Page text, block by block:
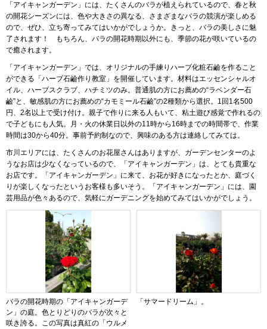
「アイキャンガーデン」には、たくさんのバラが植えられているので、春と秋
の開花シーズンには、色や大きさの異なる、さまざまなバラの競演が楽しめる
ので、ぜひ、立ち寄ってみてはいかがでしょうか。きっと、バラの美しさに魅
了されます！ もちろん、バラの開花時期以外にも、季節の花が咲いているの
で癒されます。
「アイキャンガーデン」では、オリジナルの手練りハーブ化粧石鹼を作ること
ができる「ハーブ石鹼作り教室」を開催しています。材料はエッセンシャルオ
イル、ハーブスクラブ、ハチミツのみ。普通肌の方にお薦めの“ラベンダー石
鹼”と、敏感肌の方にお薦めの“カモミール石鹼”の2種類から選択。1回1名500
円、2名以上で受け付け。親子で作りに来る人もいて、粘土遊び感覚で作れるの
で子どもにも人気。月・火の休業日以外の11時から16時までの時間帯で、作業
時間は30から40分。事前予約制なので、興味のある方は連絡してみては。
市川エリアには、たくさんのお花屋さんはありますが、ガーデンセンターのよ
うなお店は少なくなっているので、「アイキャンガーデン」は、とても貴重な
お店です。「アイキャンガーデン」に来て、お花が好きになったとか、庭づく
りが楽しくなったというお客様も多いそう。「アイキャンガーデン」には、園
芸用品が色々あるので、気軽にガーデニングを始めてみてはいかがでしょう。
バラの開花時期の「アイキャンガーデ
ン」の庭。色とりどりのバラが次々と
咲き誇る。この写真は真紅の「ウルメ
「サマードリーム」。